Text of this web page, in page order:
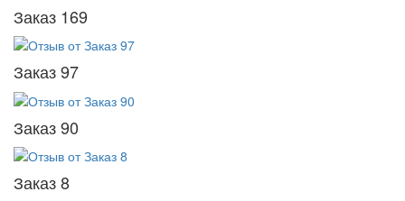
Заказ 169
Заказ 97
Заказ 90
Заказ 8